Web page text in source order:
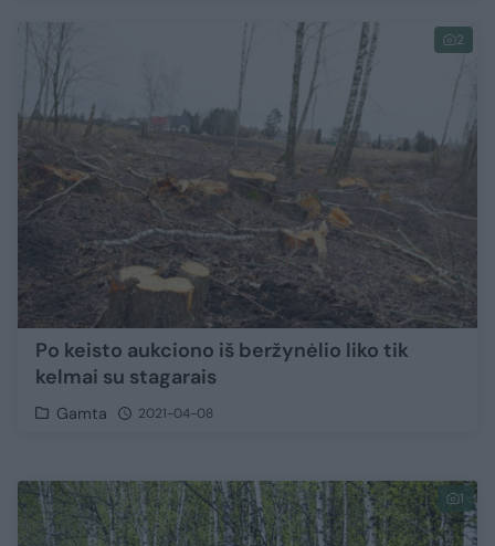
2
Po keisto aukciono iš beržynėlio liko tik
kelmai su stagarais
Gamta 2021-04-08
1